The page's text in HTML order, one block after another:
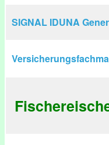
SIGNAL IDUNA